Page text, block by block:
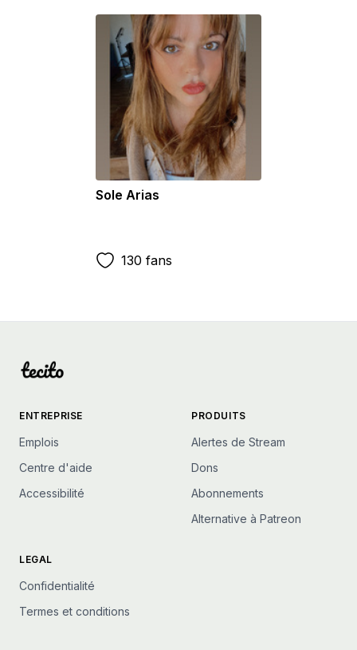
Sole Arias
130 fans
ENTREPRISE
Emplois
Centre d'aide
Accessibilité
PRODUITS
Alertes de Stream
Dons
Abonnements
Alternative à Patreon
LEGAL
Confidentialité
Termes et conditions